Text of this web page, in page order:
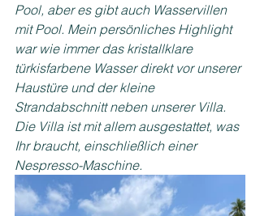
Pool, aber es gibt auch Wasservillen
mit Pool. Mein persönliches Highlight
war wie immer das kristallklare
türkisfarbene Wasser direkt vor unserer
Haustüre und der kleine
Strandabschnitt neben unserer Villa.
Die Villa ist mit allem ausgestattet, was
Ihr braucht, einschließlich einer
Nespresso-Maschine.